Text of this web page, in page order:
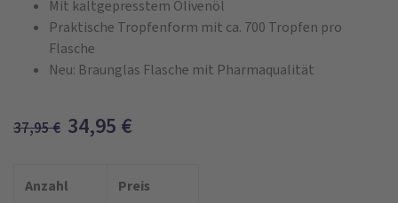
Mit kaltgepresstem Olivenöl
Praktische Tropfenform mit ca. 700 Tropfen pro
Flasche
Neu: Braunglas Flasche mit Pharmaqualität
37,95€ 34,95 €
Anzahl Preis